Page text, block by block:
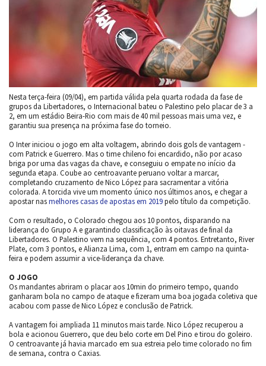
Nesta terça-feira (09/04), em partida válida pela quarta rodada da fase de
grupos da Libertadores, o Internacional bateu o Palestino pelo placar de 3 a
2, em um estádio Beira-Rio com mais de 40 mil pessoas mais uma vez, e
garantiu sua presença na próxima fase do torneio.
O Inter iniciou o jogo em alta voltagem, abrindo dois gols de vantagem -
com Patrick e Guerrero. Mas o time chileno foi encardido, não por acaso
briga por uma das vagas da chave, e conseguiu o empate no início da
segunda etapa. Coube ao centroavante peruano voltar a marcar,
completando cruzamento de Nico López para sacramentar a vitória
colorada. A torcida vive um momento único nos últimos anos, e chegar a
apostar nasmelhores casas de apostas em 2019pelo título da competição.
Com o resultado, o Colorado chegou aos 10 pontos, disparando na
liderança do Grupo A e garantindo classificação às oitavas de final da
Libertadores. O Palestino vem na sequência, com 4 pontos. Entretanto, River
Plate, com 3 pontos, e Alianza Lima, com 1, entram em campo na quinta-
feira e podem assumir a vice-liderança da chave.
O JOGO
Os mandantes abriram o placar aos 10min do primeiro tempo, quando
ganharam bola no campo de ataque e fizeram uma boa jogada coletiva que
acabou com passe de Nico López e conclusão de Patrick.
A vantagem foi ampliada 11 minutos mais tarde. Nico López recuperou a
bola e acionou Guerrero, que deu belo corte em Del Pino e tirou do goleiro.
O centroavante já havia marcado em sua estreia pelo time colorado no fim
de semana, contra o Caxias.